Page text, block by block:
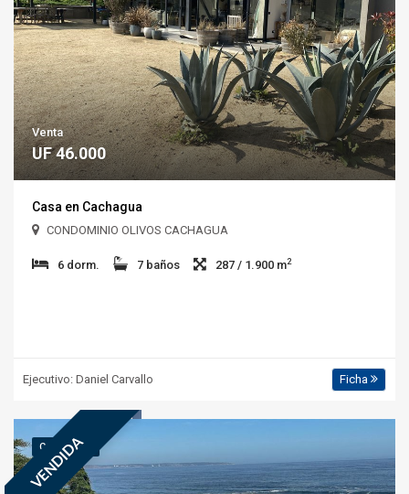
Venta
UF 46.000
Casa en Cachagua
CONDOMINIO OLIVOS CACHAGUA
6 dorm. 7 baños 287 / 1.900 m2
Ejecutivo: Daniel Carvallo Ficha
VENDIDA
COD.: 5.391